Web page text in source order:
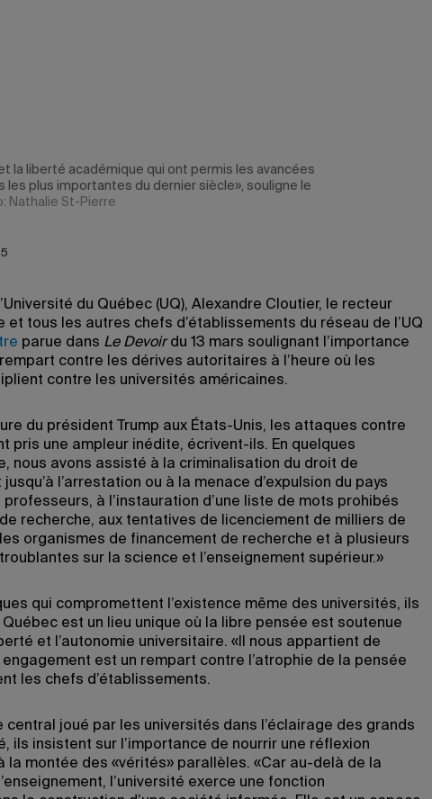
la liberté académique qui ont permis les avancées
plus importantes du dernier siècle», souligne le
Nathalie St-Pierre
du Québec (UQ), Alexandre Cloutier, le recteur
et tous les autres chefs d’établissements du réseau de l’UQ
parue dans Le Devoirdu 13 mars soulignant l’importance
contre les dérives autoritaires à l’heure où les
contre les universités américaines.
du président Trump aux États-Unis, les attaques contre
pris une ampleur inédite, écrivent-ils. En quelques
nous avons assisté à la criminalisation du droit de
l’arrestation ou à la menace d’expulsion du pays
professeurs, à l’instauration d’une liste de mots prohibés
recherche, aux tentatives de licenciement de milliers de
organismes de financement de recherche et à plusieurs
sur la science et l’enseignement supérieur.»
qui compromettent l’existence même des universités, ils
est un lieu unique où la libre pensée est soutenue
et l’autonomie universitaire. «Il nous appartient de
est un rempart contre l’atrophie de la pensée
les chefs d’établissements.
central joué par les universités dans l’éclairage des grands
ils insistent sur l’importance de nourrir une réflexion
la montée des «vérités» parallèles. «Car au-delà de la
l’université exerce une fonction